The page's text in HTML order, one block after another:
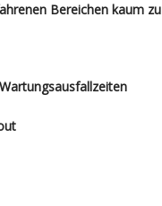
Bereichen kaum zu